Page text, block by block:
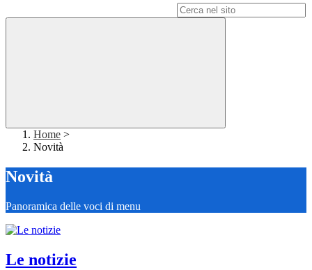
Home >
Novità
Novità
Panoramica delle voci di menu
Le notizie